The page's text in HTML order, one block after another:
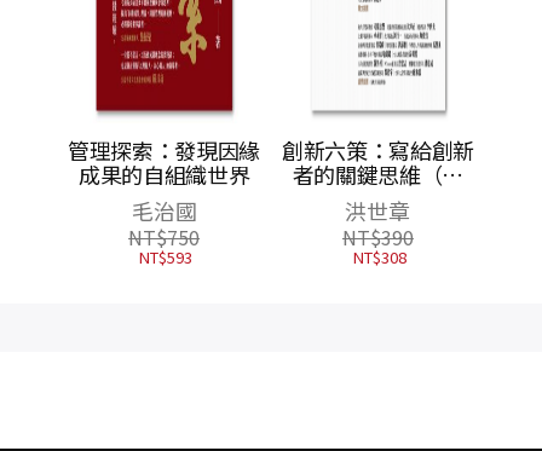
創新六策：寫給創新
者的關鍵思維（二
版）
洪世章
NT$390
NT$308